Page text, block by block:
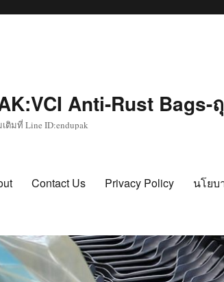
Anti-Rust
มที่ Line ID:endupak
Contact Us Privacy Policy นโยบ